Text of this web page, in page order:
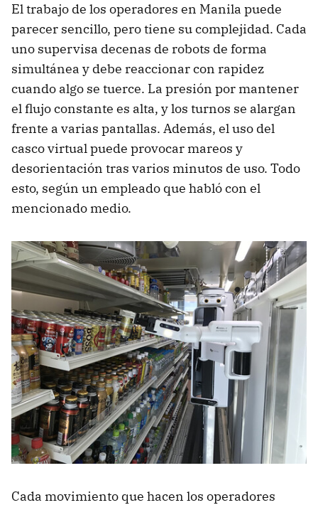
El trabajo de los operadores en Manila puede
parecer sencillo, pero tiene su complejidad. Cada
uno supervisa decenas de robots de forma
simultánea y debe reaccionar con rapidez
cuando algo se tuerce. La presión por mantener
el flujo constante es alta, y los turnos se alargan
frente a varias pantallas. Además, el uso del
casco virtual puede provocar mareos y
desorientación tras varios minutos de uso. Todo
esto, según un empleado que habló con el
mencionado medio.
Cada movimiento que hacen los operadores